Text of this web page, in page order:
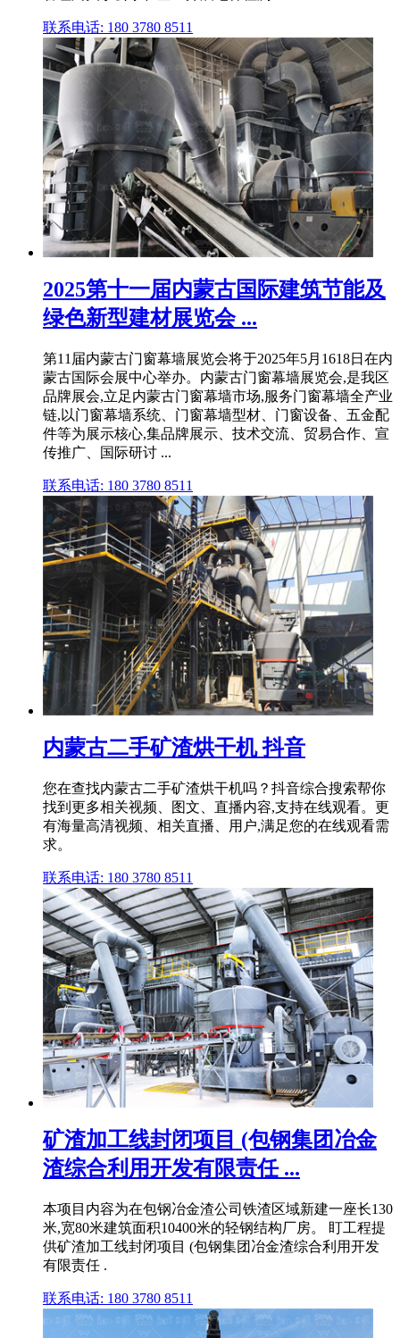
联系电话: 180 3780 8511
2025第十一届内蒙古国际建筑节能及
绿色新型建材展览会 ...
第11届内蒙古门窗幕墙展览会将于2025年5月1618日在内
蒙古国际会展中心举办。内蒙古门窗幕墙展览会,是我区
品牌展会,立足内蒙古门窗幕墙市场,服务门窗幕墙全产业
链,以门窗幕墙系统、门窗幕墙型材、门窗设备、五金配
件等为展示核心,集品牌展示、技术交流、贸易合作、宣
传推广、国际研讨 ...
联系电话: 180 3780 8511
内蒙古二手矿渣烘干机 抖音
您在查找内蒙古二手矿渣烘干机吗？抖音综合搜索帮你
找到更多相关视频、图文、直播内容,支持在线观看。更
有海量高清视频、相关直播、用户,满足您的在线观看需
求。
联系电话: 180 3780 8511
矿渣加工线封闭项目 (包钢集团冶金
渣综合利用开发有限责任 ...
本项目内容为在包钢冶金渣公司铁渣区域新建一座长130
米,宽80米建筑面积10400米的轻钢结构厂房。 盯工程提
供矿渣加工线封闭项目 (包钢集团冶金渣综合利用开发
有限责任 .
联系电话: 180 3780 8511